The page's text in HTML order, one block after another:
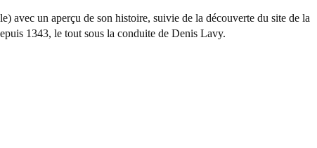
avec un aperçu de son histoire, suivie de la découverte du site de la
1343, le tout sous la conduite de Denis Lavy.